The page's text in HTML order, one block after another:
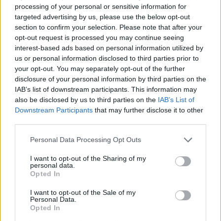
processing of your personal or sensitive information for
targeted advertising by us, please use the below opt-out
section to confirm your selection. Please note that after your
opt-out request is processed you may continue seeing
interest-based ads based on personal information utilized by
us or personal information disclosed to third parties prior to
your opt-out. You may separately opt-out of the further
disclosure of your personal information by third parties on the
IAB’s list of downstream participants. This information may
also be disclosed by us to third parties on the IAB’s List of
Downstream Participants that may further disclose it to other
Personal Data Processing Opt Outs
I want to opt-out of the Sharing of my
personal data.
Opted In
I want to opt-out of the Sale of my
Personal Data.
Opted In